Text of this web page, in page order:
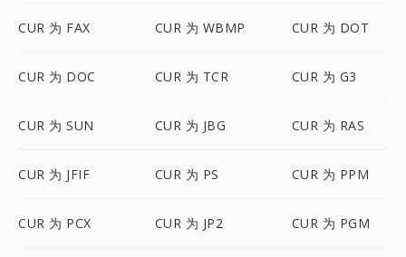
CUR 为 FAX CUR 为 WBMP CUR 为 DOT
CUR 为 DOC CUR 为 TCR CUR 为 G3
CUR 为 SUN CUR 为 JBG CUR 为 RAS
CUR 为 JFIF CUR 为 PS CUR 为 PPM
CUR 为 PCX CUR 为 JP2 CUR 为 PGM